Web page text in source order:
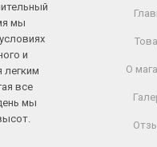
мы
и
легким
все
мы
О